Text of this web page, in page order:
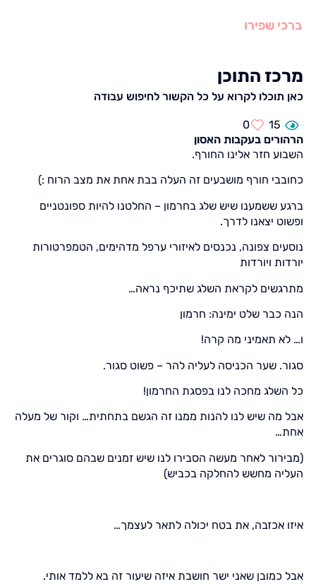
ברכי שפירו
מרכז התוכן
כאן תוכלו לקרוא על כל הקשור לחיפוש עבודה
15
0
הרהורים בעקבות האסון
השבוע חזר אלינו החורף.
כחובבי חורף מושבעים זה העלה בבת אחת את מצב הרוח :)
ברגע ששמענו שיש שלג בחרמון – החלטנו להיות ספונטניים
ופשוט יצאנו לדרך.
נוסעים צפונה, נכנסים לאיזורי ערפל מדהימים, הטמפרטורות
יורדות ויורדות
מתרגשים לקראת השלג שתיכף נראה…
הנה כבר שלט ימינה: חרמון
ו… לא תאמיני מה קרה!
סגור. שער הכניסה לעליה להר – פשוט סגור.
כל השלג מחכה לנו בפסגת החרמון!
אבל מה שיש לנו להנות ממנו זה הגשם בתחתית… וקור של מעלה
אחת…
(מבירור לאחר מעשה הסבירו לנו שיש זמנים שבהם סוגרים את
העליה מחשש להחלקה בכביש)
איזו אכזבה, את בטח יכולה לתאר לעצמך…
אבל כמובן שאני ישר חושבת איזה שיעור זה בא ללמד אותי.